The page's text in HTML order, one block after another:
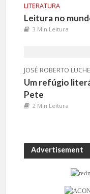
LITERATURA
Leitura no
3 Min Leitura
JOSÉ ROBERTO
Um refúgio
Pete
2 Min Leitura
Advertisement